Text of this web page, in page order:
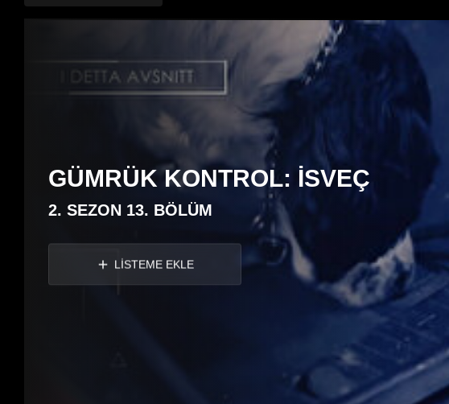
GÜMRÜK KONTROL: İSVEÇ
2. SEZON 13. BÖLÜM
LİSTEME EKLE